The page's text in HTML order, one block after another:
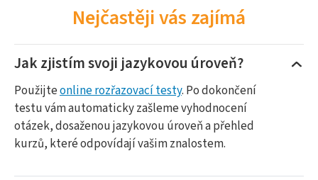
Nejčastěji vás zajímá
Jak zjistím svoji jazykovou úroveň?
Použijteonline rozřazovací testy. Po dokončení
testu vám automaticky zašleme vyhodnocení
otázek, dosaženou jazykovou úroveň a přehled
kurzů, které odpovídají vašim znalostem.